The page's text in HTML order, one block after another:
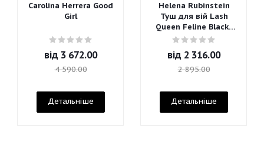
Carolina Herrera Good
Girl
від 3 672.00
4 590.00
Детальніше
Helena Rubinstein
Туш для вій Lash
Queen Feline Blacks
Mascara
від 2 316.00
2 895.00
Детальніше